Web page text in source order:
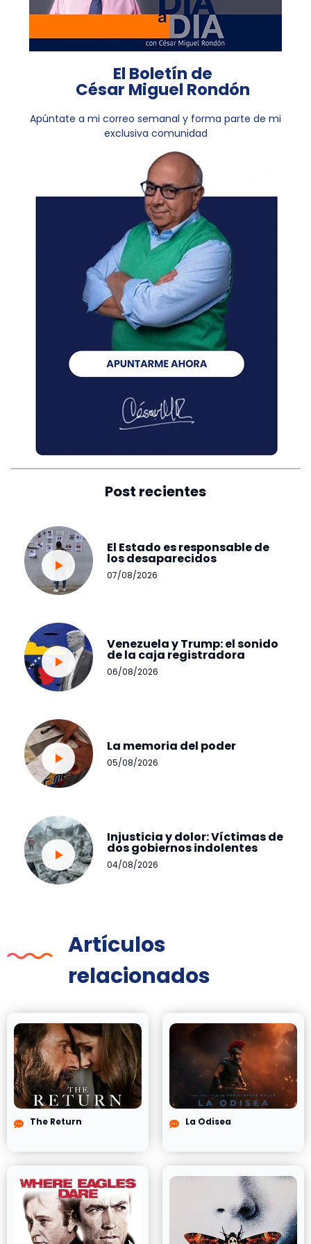
El Boletín de
César Miguel Rondón
Apúntate a mi correo semanal y forma parte de mi
exclusiva comunidad
Post recientes
El Estado es responsable de
los desaparecidos
07/08/2026
Venezuela y Trump: el sonido
de la caja registradora
06/08/2026
La memoria del poder
05/08/2026
Injusticia y dolor: Víctimas de
dos gobiernos indolentes
04/08/2026
Artículos
relacionados
The Return La Odisea